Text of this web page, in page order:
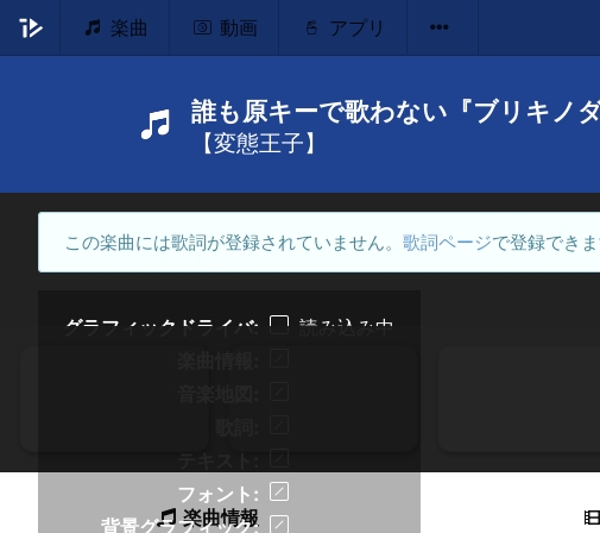
楽曲 動画 アプリ
誰も原キーで歌わない『ブリキノ
【変態王子】
この楽曲には歌詞が登録されていません。 歌詞ページで登録できま
グラフィックドライバ
読み込み中
フォント
背景グラフィック
楽曲情報